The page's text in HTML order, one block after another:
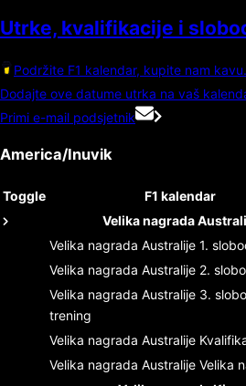
Utrke, kvalifikacije i
Podržite F1 kalendar, kupite nam kavu.
Dodajte ove datume utrka na vaš
Primi e-mail podsjetnik
America/Inuvik
Toggle F1 kalendar
Velika nagrada
Velika nagrada Australije 1.
Velika nagrada Australije 2.
Velika nagrada Australije 3.
trening
Velika nagrada Australije
Velika nagrada Australije Velika